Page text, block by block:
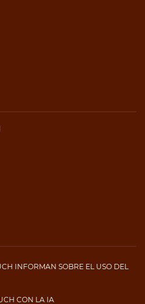
INFORMAN SOBRE EL USO DEL
CON LA IA